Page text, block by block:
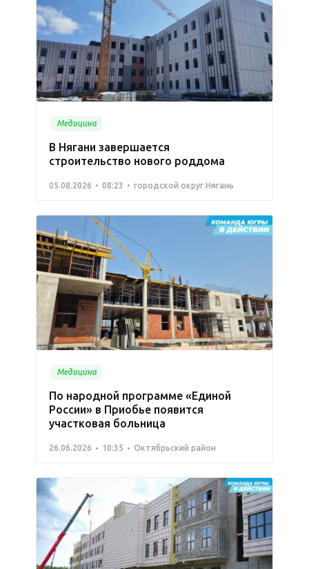
Медицина
В Нягани завершается
строительство нового роддома
05.08.2026 08:23 городской округ Нягань
Медицина
По народной программе «Единой
России» в Приобье появится
участковая больница
26.06.2026 10:35 Октябрьский район